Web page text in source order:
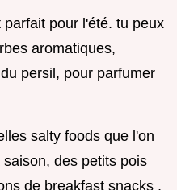
pour l'été. tu peux
aromatiques,
persil, pour parfumer
salty foods que l'on
des petits pois
de breakfast snacks ,